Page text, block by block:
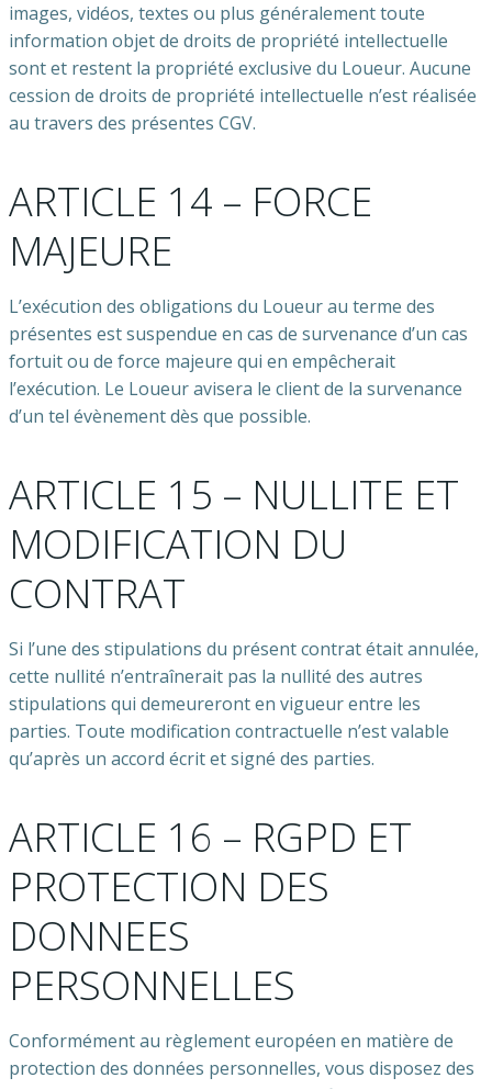
images, vidéos, textes ou plus généralement toute
information objet de droits de propriété intellectuelle
sont et restent la propriété exclusive du Loueur. Aucune
cession de droits de propriété intellectuelle n’est réalisée
au travers des présentes CGV.
ARTICLE 14 – FORCE
MAJEURE
L’exécution des obligations du Loueur au terme des
présentes est suspendue en cas de survenance d’un cas
fortuit ou de force majeure qui en empêcherait
l’exécution. Le Loueur avisera le client de la survenance
d’un tel évènement dès que possible.
ARTICLE 15 – NULLITE ET
MODIFICATION DU
CONTRAT
Si l’une des stipulations du présent contrat était annulée,
cette nullité n’entraînerait pas la nullité des autres
stipulations qui demeureront en vigueur entre les
parties. Toute modification contractuelle n’est valable
qu’après un accord écrit et signé des parties.
ARTICLE 16 – RGPD ET
PROTECTION DES
DONNEES
PERSONNELLES
Conformément au règlement européen en matière de
protection des données personnelles, vous disposez des